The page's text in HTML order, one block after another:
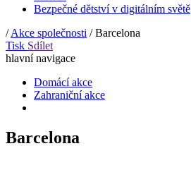
Bezpečné dětství v digitálním světě
/Akce společnosti /Barcelona
Tisk Sdílet
hlavní navigace
Domácí akce
Zahraniční akce
Barcelona